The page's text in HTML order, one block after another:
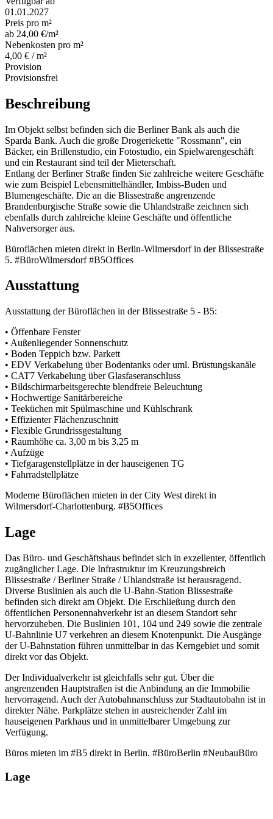
01.01.2027
Preis pro m²
ab 24,00 €/m²
Nebenkosten pro m²
4,00 € / m²
Provision
Provisionsfrei
Beschreibung
Im Objekt selbst befinden sich die Berliner Bank als auch die
Sparda Bank. Auch die große Drogeriekette "Rossmann", ein
Bäcker, ein Brillenstudio, ein Fotostudio, ein Spielwarengeschäft
und ein Restaurant sind teil der Mieterschaft.
Entlang der Berliner Straße finden Sie zahlreiche weitere Geschäfte
wie zum Beispiel Lebensmittelhändler, Imbiss-Buden und
Blumengeschäfte. Die an die Blissestraße angrenzende
Brandenburgische Straße sowie die Uhlandstraße zeichnen sich
ebenfalls durch zahlreiche kleine Geschäfte und öffentliche
Nahversorger aus.
Büroflächen mieten direkt in Berlin-Wilmersdorf in der Blissestraße
5. #BüroWilmersdorf #B5Offices
Ausstattung
Ausstattung der Büroflächen in der Blissestraße 5 - B5:
• Öffenbare Fenster
• Außenliegender Sonnenschutz
• Boden Teppich bzw. Parkett
• EDV Verkabelung über Bodentanks oder uml. Brüstungskanäle
• CAT7 Verkabelung über Glasfaseranschluss
• Bildschirmarbeitsgerechte blendfreie Beleuchtung
• Hochwertige Sanitärbereiche
• Teeküchen mit Spülmaschine und Kühlschrank
• Effizienter Flächenzuschnitt
• Flexible Grundrissgestaltung
• Raumhöhe ca. 3,00 m bis 3,25 m
• Aufzüge
• Tiefgaragenstellplätze in der hauseigenen TG
• Fahrradstellplätze
Moderne Büroflächen mieten in der City West direkt in
Wilmersdorf-Charlottenburg. #B5Offices
Lage
Das Büro- und Geschäftshaus befindet sich in exzellenter, öffentlich
zugänglicher Lage. Die Infrastruktur im Kreuzungsbreich
Blissestraße / Berliner Straße / Uhlandstraße ist herausragend.
Diverse Buslinien als auch die U-Bahn-Station Blissestraße
befinden sich direkt am Objekt. Die Erschließung durch den
öffentlichen Personennahverkehr ist an diesem Standort sehr
hervorzuheben. Die Buslinien 101, 104 und 249 sowie die zentrale
U-Bahnlinie U7 verkehren an diesem Knotenpunkt. Die Ausgänge
der U-Bahnstation führen unmittelbar in das Kerngebiet und somit
direkt vor das Objekt.
Der Individualverkehr ist gleichfalls sehr gut. Über die
angrenzenden Hauptstraßen ist die Anbindung an die Immobilie
hervorragend. Auch der Autobahnanschluss zur Stadtautobahn ist in
direkter Nähe. Parkplätze stehen in ausreichender Zahl im
hauseigenen Parkhaus und in unmittelbarer Umgebung zur
Verfügung.
Büros mieten im #B5 direkt in Berlin. #BüroBerlin #NeubauBüro
Lage